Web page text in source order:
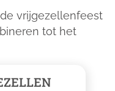
vrijgezellenfeest
tot het